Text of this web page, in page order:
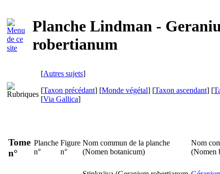
Planche Lindman -
robertianum
[Autres sujets]
[Taxon précédant] [Monde végétal] [Taxon ascendant] [
[Via Gallica]
Tome
n°
Planche
n°
Figure
n°
Nom commun de la planche
(Nomen botanicum)
Nom
(Nomen